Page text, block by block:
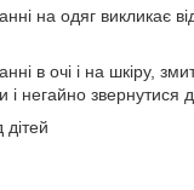
на одяг викликає
в очі і на шкіру,
і негайно звернутися
дітей